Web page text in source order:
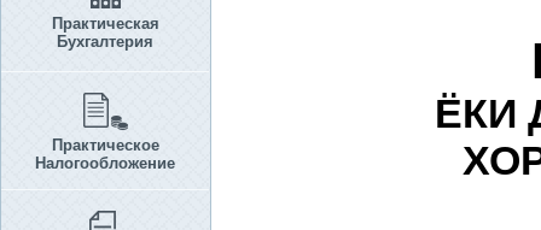
Практическая
Бухгалтерия
Практическое
Налогообложение
ЁКИ